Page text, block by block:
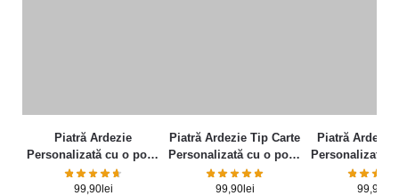
Piatră Ardezie
Personalizată cu o poză
și mesaj – Elegance
99,90lei
Piatră Ardezie Tip Carte
Personalizată cu o poză
și mesaj
99,90lei
Piatră Ardezie
Personalizată
și mesaj
99,90